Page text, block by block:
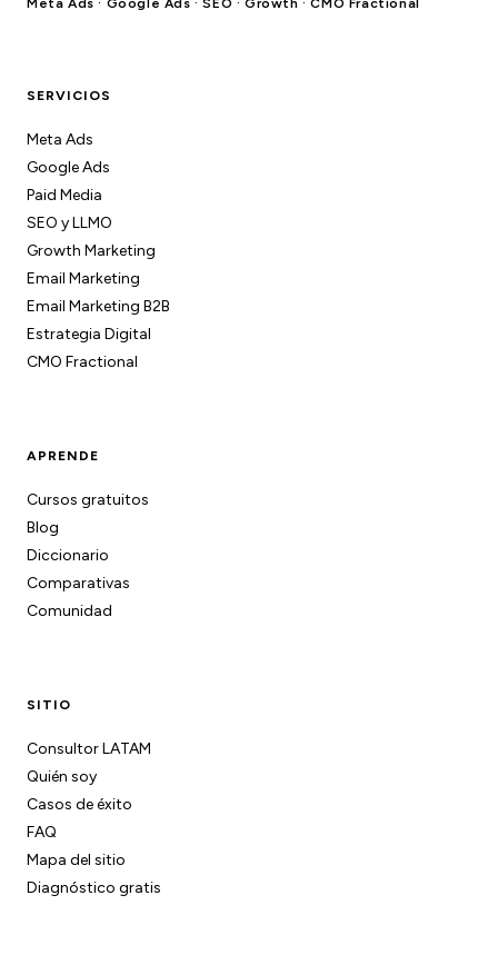
Meta Ads · Google Ads · SEO · Growth · CMO Fractional
SERVICIOS
Meta Ads
Google Ads
Paid Media
SEO y LLMO
Growth Marketing
Email Marketing
Email Marketing B2B
Estrategia Digital
CMO Fractional
APRENDE
Cursos gratuitos
Blog
Diccionario
Comparativas
Comunidad
SITIO
Consultor LATAM
Quién soy
Casos de éxito
FAQ
Mapa del sitio
Diagnóstico gratis